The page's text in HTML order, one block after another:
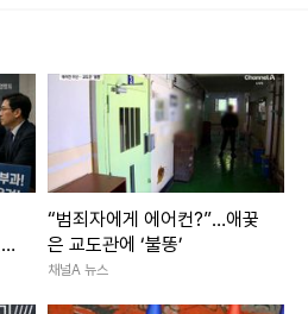
“범죄자에게 에어컨?”…애꿎
은 교도관에 ‘불똥’
채널A 뉴스